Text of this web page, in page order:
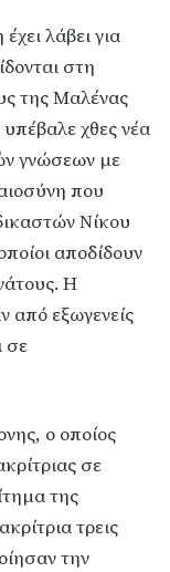
λάβει για
στη
της Μαλένας
χθες νέα
γνώσεων με
που
Νίκου
αποδίδουν
Η
από εξωγενείς
σε
ο οποίος
σε
της
τρεις
την